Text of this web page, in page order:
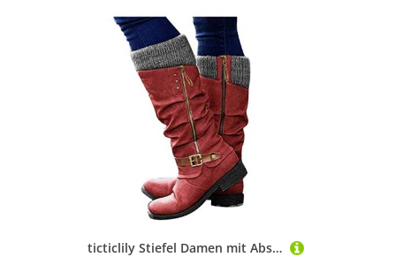
ticticlily Stiefel Damen mit Absatz Lange Stiefel Damen Flach Winterstiefel Damen Flach Casual rutschfeste Winterstiefel Westernstiefel Klassisch Damenschuhe Hohe Stiefel A Rot 40 EU